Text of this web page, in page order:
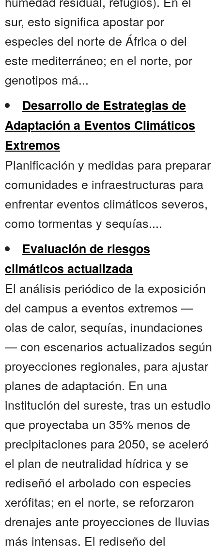
sur, esto significa apostar por
especies del norte de África o del
este mediterráneo; en el norte, por
genotipos má...
Desarrollo de Estrategias de
Adaptación a Eventos Climáticos
Extremos
Planificación y medidas para preparar
comunidades e infraestructuras para
enfrentar eventos climáticos severos,
como tormentas y sequías....
Evaluación de riesgos
climáticos actualizada
El análisis periódico de la exposición
del campus a eventos extremos —
olas de calor, sequías, inundaciones
— con escenarios actualizados según
proyecciones regionales, para ajustar
planes de adaptación. En una
institución del sureste, tras un estudio
que proyectaba un 35% menos de
precipitaciones para 2050, se aceleró
el plan de neutralidad hídrica y se
rediseñó el arbolado con especies
xerófitas; en el norte, se reforzaron
drenajes ante proyecciones de lluvias
más intensas. El rediseño del